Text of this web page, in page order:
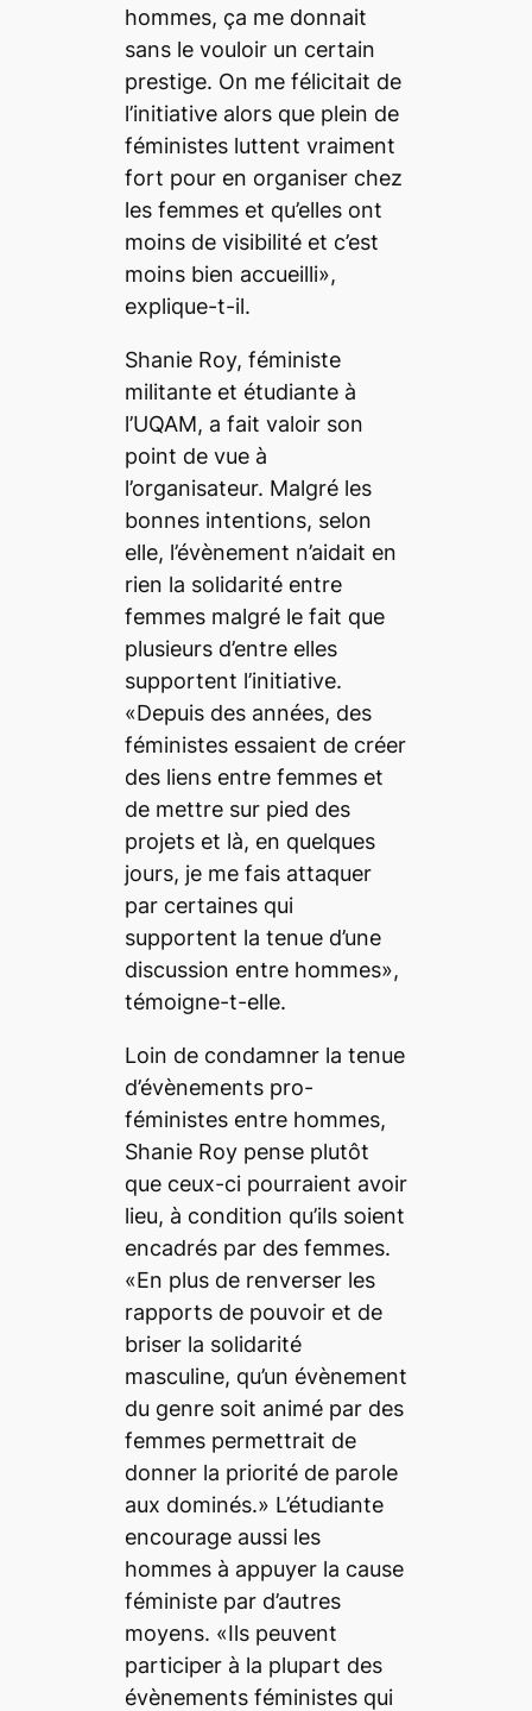
hommes, ça me donnait
sans le vouloir un certain
prestige. On me félicitait de
l’initiative alors que plein de
féministes luttent vraiment
fort pour en organiser chez
les femmes et qu’elles ont
moins de visibilité et c’est
moins bien accueilli»,
explique-t-il.
Shanie Roy, féministe
militante et étudiante à
l’UQAM, a fait valoir son
point de vue à
l’organisateur. Malgré les
bonnes intentions, selon
elle, l’évènement n’aidait en
rien la solidarité entre
femmes malgré le fait que
plusieurs d’entre elles
supportent l’initiative.
«Depuis des années, des
féministes essaient de créer
des liens entre femmes et
de mettre sur pied des
projets et là, en quelques
jours, je me fais attaquer
par certaines qui
supportent la tenue d’une
discussion entre hommes»,
témoigne-t-elle.
Loin de condamner la tenue
d’évènements pro-
féministes entre hommes,
Shanie Roy pense plutôt
que ceux-ci pourraient avoir
lieu, à condition qu’ils soient
encadrés par des femmes.
«En plus de renverser les
rapports de pouvoir et de
briser la solidarité
masculine, qu’un évènement
du genre soit animé par des
femmes permettrait de
donner la priorité de parole
aux dominés.» L’étudiante
encourage aussi les
hommes à appuyer la cause
féministe par d’autres
moyens. «Ils peuvent
participer à la plupart des
évènements féministes qui